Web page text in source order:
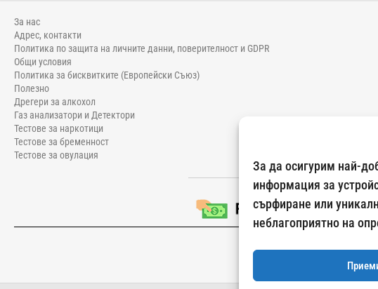
За да осигурим най-
информация за
сърфиране или
неблагоприятно на
За нас
Адрес, контакти
Политика по защита на личните данни, поверителност и GDPR
Общи условия
Политика за бисквитките (Европейски Съюз)
Полезно
Дрегери за алкохол
Газ анализатори и Детектори
Тестове за наркотици
Тестове за бременност
Тестове за овулация
Спиди